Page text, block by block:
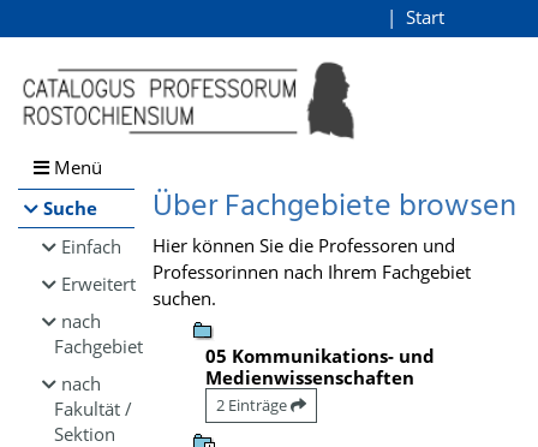
Browsen
direkt zum Inhalt
Start
Menü
Suche
Einfach
Erweitert
nach
Fachgebiet
nach
Fakultät /
Sektion
Über Fachgebiete browsen
Hier können Sie die Professoren und
Professorinnen nach Ihrem Fachgebiet
suchen.
05 Kommunikations- und
Medienwissenschaften
2 Einträge